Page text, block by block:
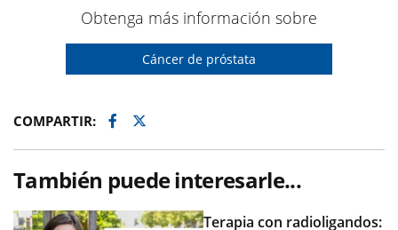
Obtenga más información sobre
Cáncer de próstata
COMPARTIR: Facebook
Twitter
También puede interesarle...
Terapia con radioligandos: